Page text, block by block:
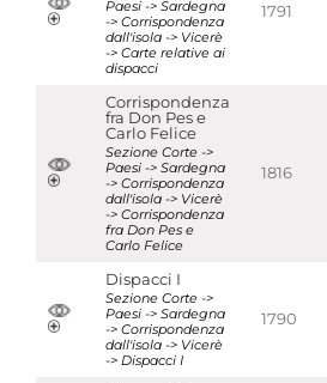
Paesi -> Sardegna
-> Corrispondenza
dall'isola -> Vicerè
-> Carte relative ai
dispacci
1791
Corrispondenza
fra Don Pes e
Carlo Felice
Sezione Corte ->
Paesi -> Sardegna
-> Corrispondenza
dall'isola -> Vicerè
-> Corrispondenza
fra Don Pes e
Carlo Felice
1816
Dispacci I
Sezione Corte ->
Paesi -> Sardegna
-> Corrispondenza
dall'isola -> Vicerè
-> Dispacci I
1790